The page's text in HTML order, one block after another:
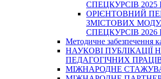
СПЕЦКУРСІВ 2025
ОРІЄНТОВНИЙ
ЗМІСТОВИХ
СПЕЦКУРСІВ 2026
Методичне забезпечення
НАУКОВІ ПУБЛІКАЦІЇ
ПЕДАГОГІЧНИХ
МІЖНАРОДНЕ